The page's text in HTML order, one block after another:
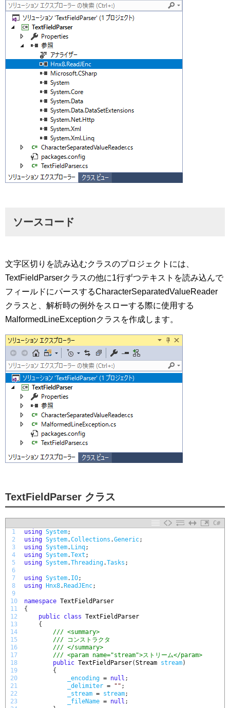
ソースコード
文字区切りを読み込むクラスのプロジェクトには、
TextFieldParserクラスの他に1行ずつテキストを読み込んで
フィールドにパースするCharacterSeparatedValueReader
クラスと、解析時の例外をスローする際に使用する
MalformedLineExceptionクラスを作成します。
TextFieldParser クラス
C#
1
2
3
4
5
6
7
8
9
10
11
12
13
14
15
16
17
18
19
20
21
22
23
using System;
using System.Collections .Generic;
using System. Linq;
using System.Text ;
using System.Threading.Tasks ;
using System. IO;
using
Hnx8. ReadJEnc;
namespace TextFieldParser
{
public class TextFieldParser
{
/// <summary>
/// コンストラクタ
/// </summary>
/// <param name="stream">ストリーム</param>
public TextFieldParser(Stream stream)
{
_encoding = null ;
_delimiter = "" ;
_stream = stream;
_fileName = null ;